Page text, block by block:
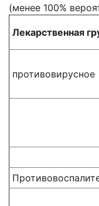
(менее 100%
Лекарственная
противовирусное